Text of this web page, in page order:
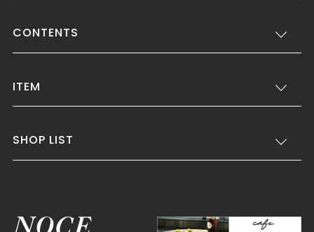
CONTENTS
ITEM
SHOP LIST